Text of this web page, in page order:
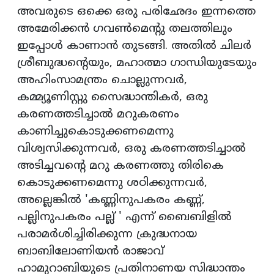
അവരുടെ ഒക്കെ ഒരു പരിഛേദം ഇന്നത്തെ
അമേരിക്കന്‍ ഗവണ്‍മെന്റു തലത്തിലും
ഇപ്പോള്‍ കാണാന്‍ തുടങ്ങി. അതില്‍ ചിലര്‍
ശ്രീബുദ്ധന്റെയും, മഹാത്മാ ഗാന്ധിയുടേയും
അഹിംസാമന്ത്രം ചൊല്ലുന്നവര്‍,
കമ്മ്യൂണിസ്റ്റു സൈദ്ധാന്തികര്‍, ഒരു
കരണത്തടിച്ചാല്‍ മറുകരണം
കാണിച്ചുകൊടുക്കണമെന്നു
വിശ്വസിക്കുന്നവര്‍, ഒരു കരണത്തടിച്ചാല്‍
അടിച്ചവന്റെ മറു കരണത്തു തിരികെ
കൊടുക്കണമെന്നു ശഠിക്കുന്നവര്‍,
അല്ലെങ്കില്‍ 'കണ്ണിനുപകരം കണ്ണ്,
പല്ലിനുപകരം പല്ല് ' എന്ന് ബൈബിളില്‍
പരാമര്‍ശിച്ചിരിക്കുന്ന ക്രുദ്ധനായ
ബാബിലോണിയന്‍ രാജാവ്
ഹാമുറാബിയുടെ പ്രതിനാണയ സിദ്ധാന്തം